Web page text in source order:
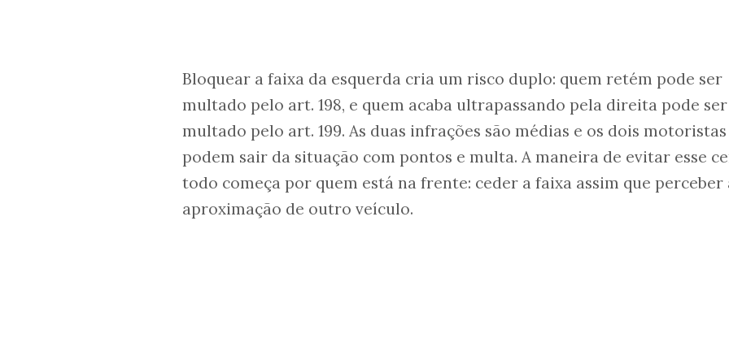
Bloquear a faixa da esquerda cria um risco duplo: quem retém pode ser
multado pelo art. 198, e quem acaba ultrapassando pela direita pode ser
multado pelo art. 199. As duas infrações são médias e os dois motoristas
podem sair da situação com pontos e multa. A maneira de evitar esse
todo começa por quem está na frente: ceder a faixa assim que perceber
aproximação de outro veículo.